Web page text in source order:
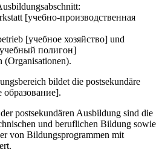
[учебно-производственная
[учебное хозяйство] und
полигон]
(Organisationen).
bildet die postsekundäre
образование].
postsekundären Ausbildung sind die
und beruflichen Bildung sowie
von Bildungsprogrammen mit